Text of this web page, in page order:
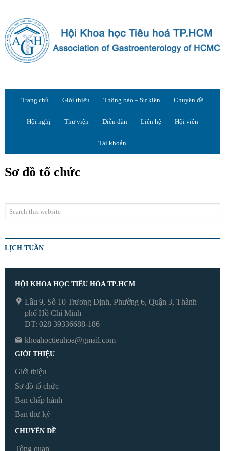
Trang chủ Giới thiệu Thông báo – Sự kiện Chuyên đề
Hội nghị Thư viện Diễn đàn Liên hệ Hội viên
Tài khoản
Sơ đồ tổ chức
LỊCH TUẦN
HỘI KHOA HỌC TIÊU HÓA TP.HCM
Lầu 9, Số 10 Trương Định, Phường 6, Quận 3, Thành
phố Hồ Chí Minh
ĐT: 028 39336688-186
khoahoctieuhoa@gmail.com
GIỚI THIỆU
Giới thiệu
Sơ đồ tổ chức
Ban chấp hành
Ban thư ký
CHUYÊN ĐỀ
Tổng quan